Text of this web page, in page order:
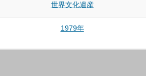
世界文化遺産
1979年